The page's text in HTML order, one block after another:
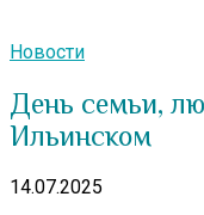
Новости
День семьи,
Ильинском
14.07.2025